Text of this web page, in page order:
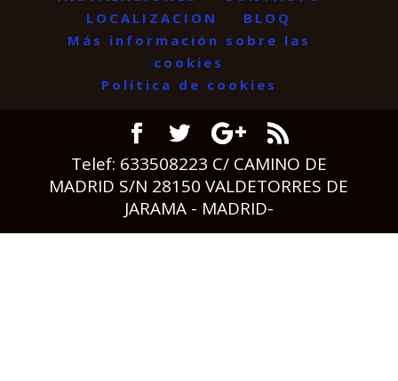
LOCALIZACION
BLOQ
Más información sobre las
cookies
Política de cookies
Telef: 633508223 C/ CAMINO DE
MADRID S/N 28150 VALDETORRES DE
JARAMA - MADRID-